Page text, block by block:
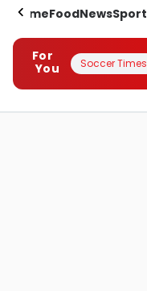
HomeFoodNewsSport
For
You
Soccer Times